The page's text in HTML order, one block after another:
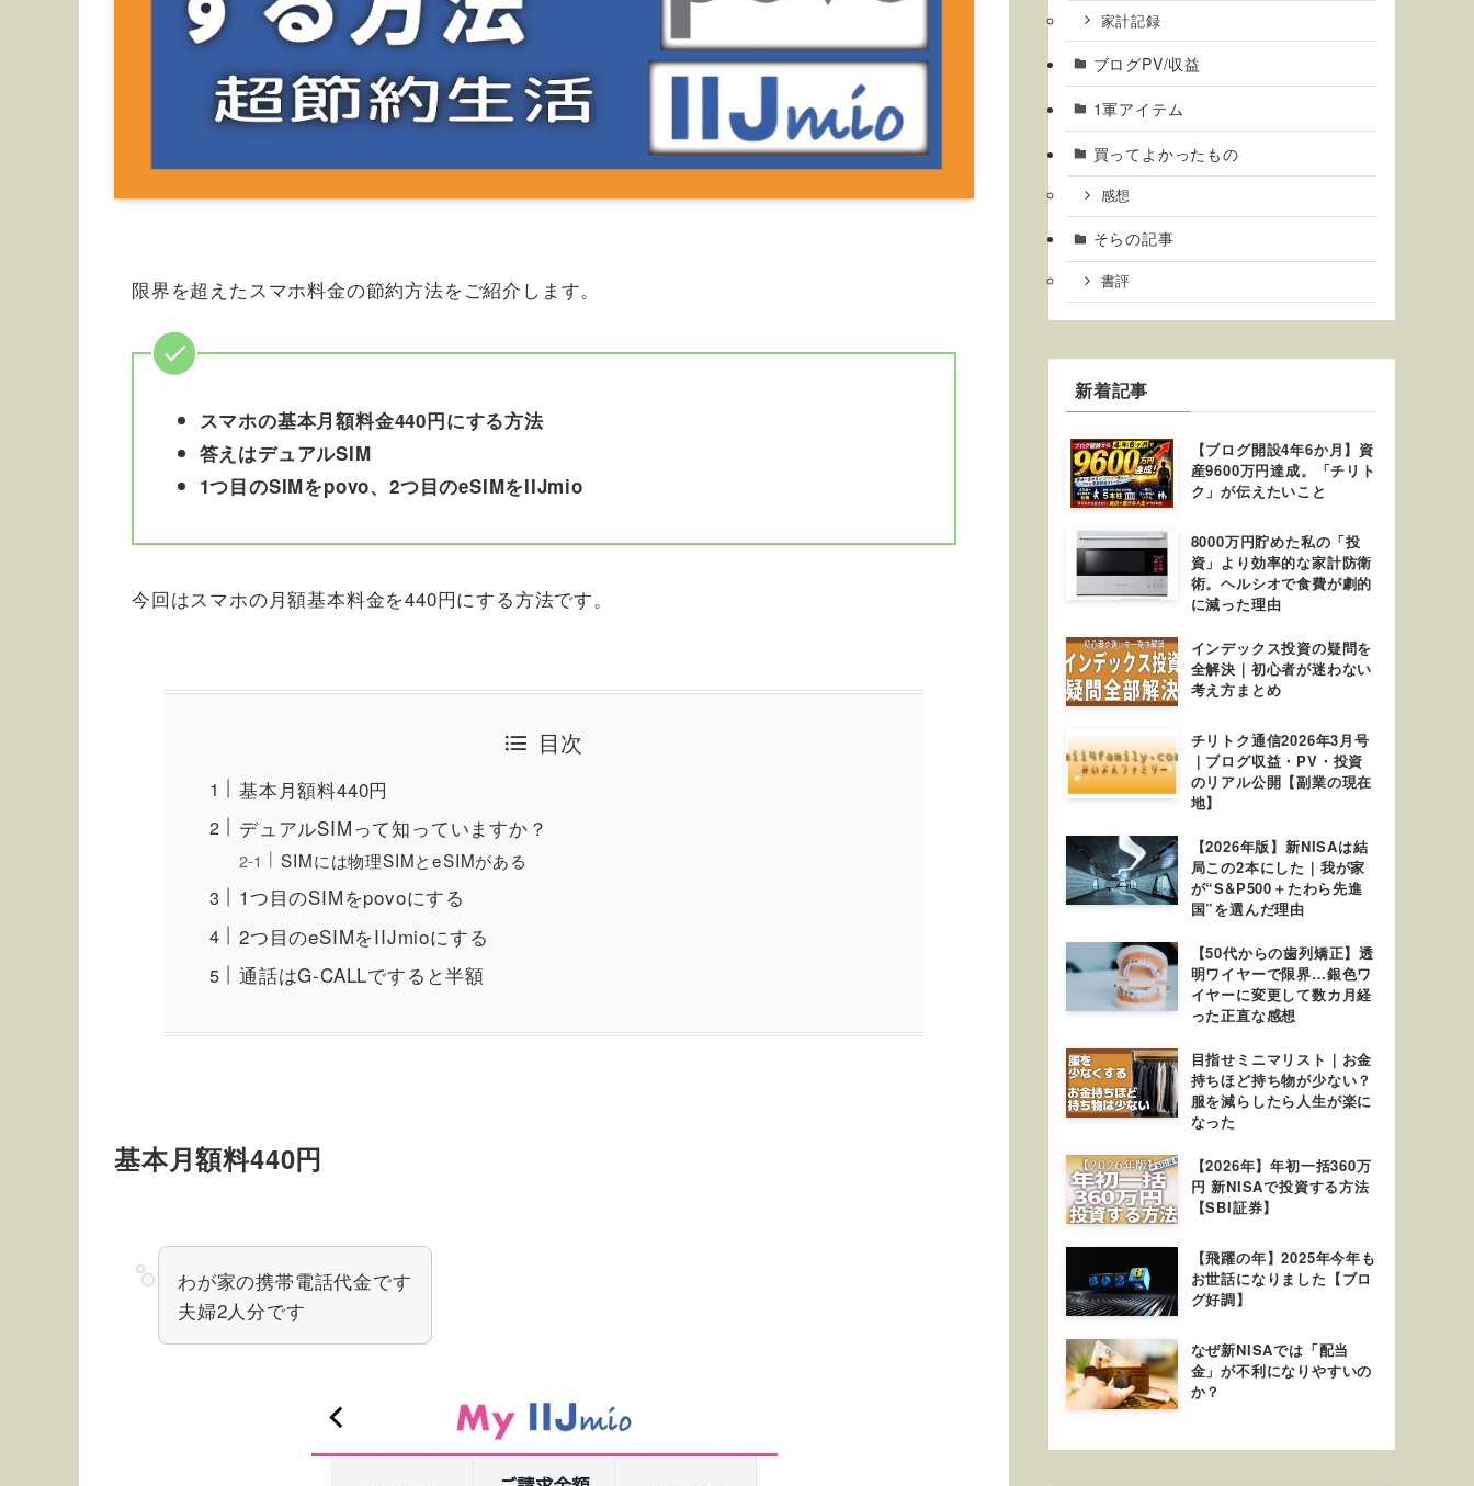
限界を超えたスマホ料金の節約方法をご紹介します。
スマホの基本月額料金440円にする方法
答えはデュアルSIM
1つ目のSIMをpovo、2つ目のeSIMをIIJmio
今回はスマホの月額基本料金を440円にする方法です。
目次
基本月額料440円
デュアルSIMって知っていますか？
SIMには物理SIMとeSIMがある
1つ目のSIMをpovoにする
2つ目のeSIMをIIJmioにする
通話はG-CALLですると半額
基本月額料440円
わが家の携帯電話代金です
夫婦2人分です
家計記録
ブログPV/収益
1軍アイテム
買ってよかったもの
感想
そらの記事
書評
新着記事
【ブログ開設4年6か月】資
産9600万円達成。「チリト
ク」が伝えたいこと
8000万円貯めた私の「投
資」より効率的な家計防衛
術。ヘルシオで食費が劇的
に減った理由
インデックス投資の疑問を
全解決｜初心者が迷わない
考え方まとめ
チリトク通信2026年3月号
｜ブログ収益・PV・投資
のリアル公開【副業の現在
地】
【2026年版】新NISAは結
局この2本にした｜我が家
が“S&P500＋たわら先進
国”を選んだ理由
【50代からの歯列矯正】透
明ワイヤーで限界…銀色ワ
イヤーに変更して数カ月経
った正直な感想
目指せミニマリスト｜お金
持ちほど持ち物が少ない？
服を減らしたら人生が楽に
なった
【2026年】年初一括360万
円 新NISAで投資する方法
【SBI証券】
【飛躍の年】2025年今年も
お世話になりました【ブロ
グ好調】
なぜ新NISAでは「配当
金」が不利になりやすいの
か？